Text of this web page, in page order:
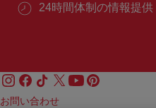
24時間体制の情報提供
お問い合わせ